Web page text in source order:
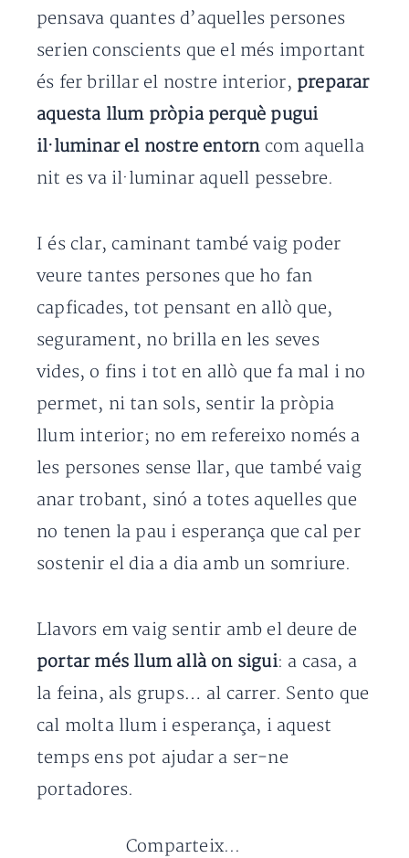
pensava quantes d’aquelles persones
serien conscients que el més important
és fer brillar el nostre interior, preparar
aquesta llum pròpia perquè pugui
il·luminar el nostre entorncom aquella
nit es va il·luminar aquell pessebre.
I és clar, caminant també vaig poder
veure tantes persones que ho fan
capficades, tot pensant en allò que,
segurament, no brilla en les seves
vides, o fins i tot en allò que fa mal i no
permet, ni tan sols, sentir la pròpia
llum interior; no em refereixo només a
les persones sense llar, que també vaig
anar trobant, sinó a totes aquelles que
no tenen la pau i esperança que cal per
sostenir el dia a dia amb un somriure.
Llavors em vaig sentir amb el deure de
portar més llum allà on sigui: a casa, a
la feina, als grups… al carrer. Sento que
cal molta llum i esperança, i aquest
temps ens pot ajudar a ser-ne
portadores.
Comparteix...